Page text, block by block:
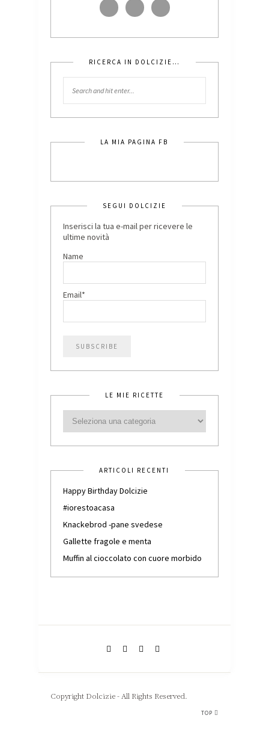
RICERCA IN DOLCIZIE…
LA MIA PAGINA FB
SEGUI DOLCIZIE
Inserisci la tua e-mail per ricevere le
ultime novità
Name
Email*
LE MIE RICETTE
ARTICOLI RECENTI
Happy Birthday Dolcizie
#iorestoacasa
Knackebrod -pane svedese
Gallette fragole e menta
Muffin al cioccolato con cuore morbido
Copyright Dolcizie - All Rights Reserved.
TOP